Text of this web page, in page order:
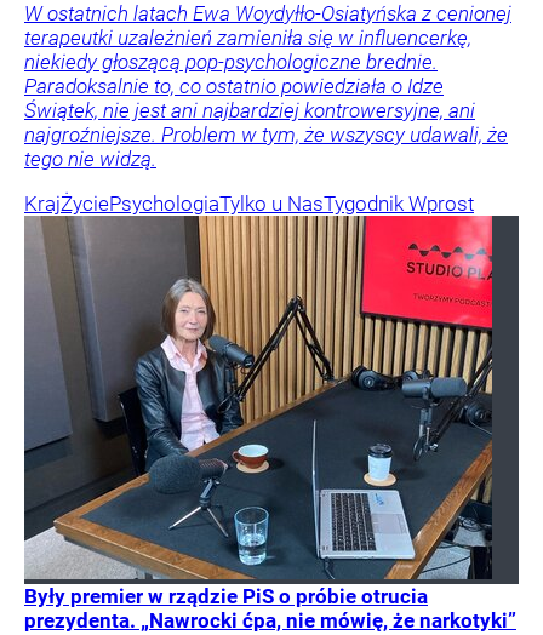
W ostatnich latach Ewa Woydyłło-Osiatyńska z cenionej
terapeutki uzależnień zamieniła się w influencerkę,
niekiedy głoszącą pop-psychologiczne brednie.
Paradoksalnie to, co ostatnio powiedziała o Idze
Świątek, nie jest ani najbardziej kontrowersyjne, ani
najgroźniejsze. Problem w tym, że wszyscy udawali, że
tego nie widzą.
KrajŻyciePsychologiaTylko u NasTygodnik Wprost
Były premier w rządzie PiS o próbie otrucia
prezydenta. „Nawrocki ćpa, nie mówię, że narkotyki”